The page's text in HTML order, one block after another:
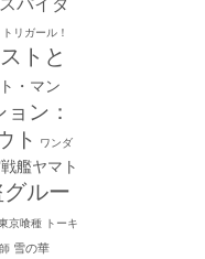
トリガール！
トと
・マン
ン：
ト ワンダ
艦ヤマト
ルー
京喰種 トーキ
雪の華